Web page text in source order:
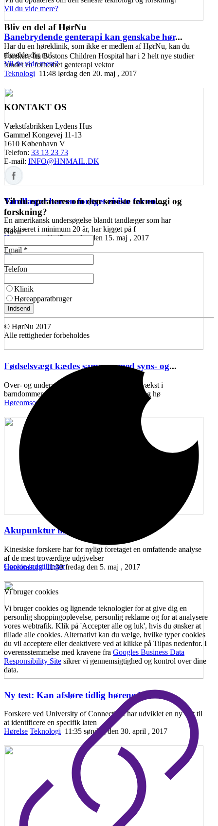
Banebrydende genterapi kan genskabe hør...
Forskere fra Bostons Children Hospital har i 2 helt nye studier
fundet en forbedret genterapi vektor
Teknologi 11:48 lørdag den 20. maj , 2017
Tandlæger har en forøget risiko for en...
En amerikansk undersøgelse blandt tandlæger som har
praktiseret i minimum 20 år, har kigget på f
Høreomsorg 11:45 mandag den 15. maj , 2017
Fødselsvægt kædes sammen med syns- og...
Over- og undervægt ved fødslen, samt ringe vækst i
barndommen, kan kædes sammen med syns- og hø
Høreomsorg
11:43 onsdag den 10. maj , 2017
Akupunktur mod hørenedsættelse
Kinesiske forskere har for nyligt foretaget en omfattende analyse
af de mest troværdige udgivelser
Høreomsorg 11:39 fredag den 5. maj , 2017
Ny test: Kan afsløre tidlig hørenedsæ
Forskere ved University of Connecticut har udviklet en ny test til
at identificere en specifik laten
Hørelse Teknologi 11:35 søndag den 30. april , 2017
Vil du vide mere?
Bliv en del af HørNu
Har du en høreklinik, som ikke er medlem af HørNu, kan du
tilmelde dig nu!
Vil du vide mere?
KONTAKT OS
Vækstfabrikken Lydens Hus
Gammel Kongevej 11-13
1610 København V
Telefon: 33 13 23 73
E-mail: INFO@HNMAIL.DK
Vil du opdateres om den seneste teknologi og
forskning?
Navn *
Email *
Telefon
Klinik
Høreapparatbruger
Indsend
© HørNu 2017
Alle rettigheder forbeholdes
Cookie-indstillinger
Vi bruger cookies
Vi bruger cookies og lignende teknologier for at give dig en
personlig shoppingoplevelse, personlig reklame og for at analysere
vores webtrafik. Klik på 'Accepter alle og luk', hvis du ønsker at
tillade alle cookies. Alternativt kan du vælge, hvilke typer cookies
du vil acceptere eller deaktivere ved at klikke på Tilpas nedenfor. I
overensstemmelse med kravene fra Googles Business Data
Responsibility Site sikrer vi gennemsigtighed og kontrol over dine
data.